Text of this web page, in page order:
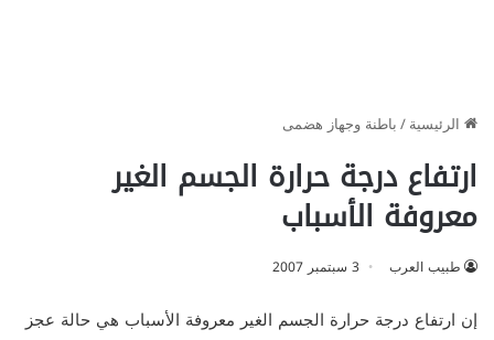
الرئيسية/باطنة وجهاز هضمى
ارتفاع درجة حرارة الجسم الغير
معروفة الأسباب
طبيب العرب 3 سبتمبر 2007
إن ارتفاع درجة حرارة الجسم الغير معروفة الأسباب هي حالة عجز